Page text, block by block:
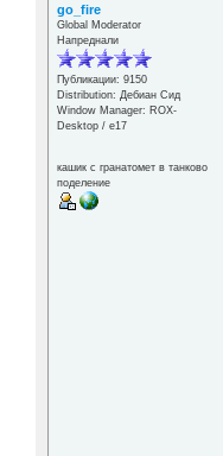
go_fire
Global Moderator
Напреднали
Публикации: 9150
Distribution: Дебиан Сид
Window Manager: ROX-
Desktop / е17
кашик с гранатомет в танково
поделение